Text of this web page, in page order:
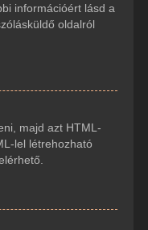
információért lásd a
oldalról
majd azt HTML-
lel létrehozható